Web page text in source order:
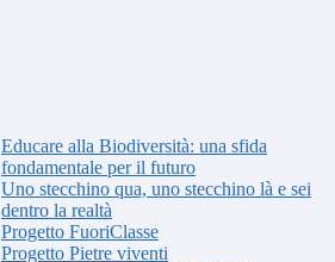
Educare alla Biodiversità: una sfida
fondamentale per il futuro
Uno stecchino qua, uno stecchino là e sei
dentro la realtà
Progetto FuoriClasse
Progetto Pietre viventi